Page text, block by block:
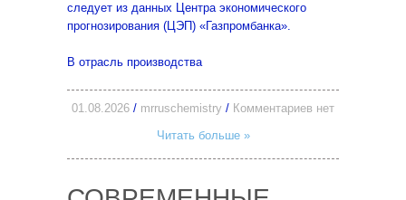
следует из данных Центра экономического
прогнозирования (ЦЭП) «Газпромбанка».
В отрасль производства
01.08.2026 / mrruschemistry / Комментариев нет
Читать больше »